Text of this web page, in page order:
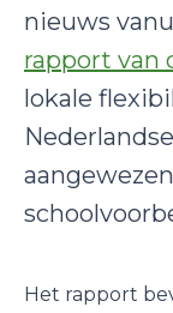
nieuws
rapport van
lokale
Het rapport